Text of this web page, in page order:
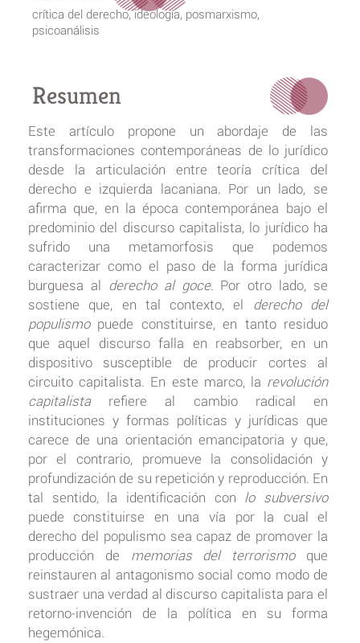
crítica del derecho, ideología, posmarxismo,
psicoanálisis
Resumen
Este artículo propone un abordaje de las
transformaciones contemporáneas de lo jurídico
desde la articulación entre teoría crítica del
derecho e izquierda lacaniana. Por un lado, se
afirma que, en la época contemporánea bajo el
predominio del discurso capitalista, lo jurídico ha
sufrido una metamorfosis que podemos
caracterizar como el paso de la forma jurídica
burguesa al derecho al goce. Por otro lado, se
sostiene que, en tal contexto, el derecho del
populismo puede constituirse, en tanto residuo
que aquel discurso falla en reabsorber, en un
dispositivo susceptible de producir cortes al
circuito capitalista. En este marco, la revolución
capitalistarefiere al cambio radical en
instituciones y formas políticas y jurídicas que
carece de una orientación emancipatoria y que,
por el contrario, promueve la consolidación y
profundización de su repetición y reproducción. En
tal sentido, la identificación con lo subversivo
puede constituirse en una vía por la cual el
derecho del populismo sea capaz de promover la
producción de memorias del terrorismoque
reinstauren al antagonismo social como modo de
sustraer una verdad al discurso capitalista para el
retorno-invención de la política en su forma
hegemónica.